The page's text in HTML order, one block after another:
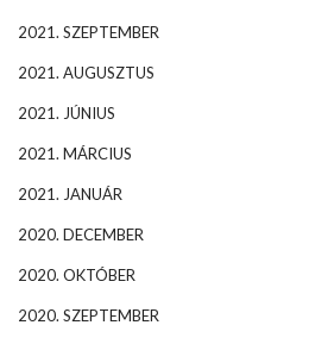
2021. SZEPTEMBER
2021. AUGUSZTUS
2021. JÚNIUS
2021. MÁRCIUS
2021. JANUÁR
2020. DECEMBER
2020. OKTÓBER
2020. SZEPTEMBER